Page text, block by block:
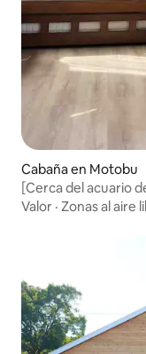
Cabaña en Motobu
[Cerca del acuario
de actividades al
Valor · Zonas al aire